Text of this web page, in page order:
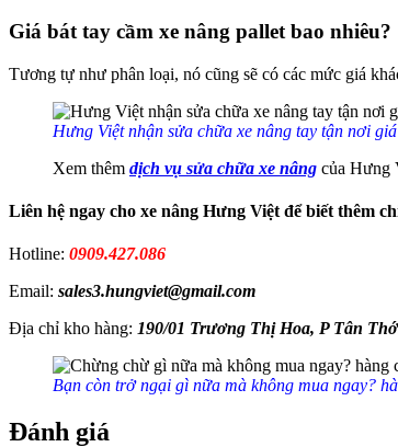
Giá bát tay cầm xe nâng pallet bao nhiêu?
Tương tự như phân loại, nó cũng sẽ có các mức giá
Hưng Việt nhận sửa chữa xe nâng tay tận nơi
Xem thêm dịch vụ sửa chữa xe nâng của Hưng
Liên hệ ngay cho xe nâng Hưng Việt để biết thêm
Hotline: 0909.427.086
Email: sales3.hungviet@gmail.com
Địa chỉ kho hàng: 190/01 Trương Thị Hoa, P Tân
Bạn còn trở ngại gì nữa mà không mua ngay?
Đánh giá